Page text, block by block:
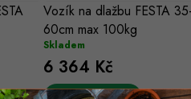
Vozík na dlažbu FESTA 35-
60cm max 100kg
Skladem
6 364 Kč